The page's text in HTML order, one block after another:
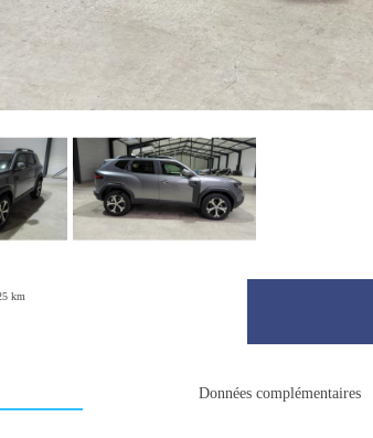
km
Données complémentaires